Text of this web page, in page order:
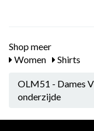
Shop meer
Women
Shirts
OLM51 - Dames
onderzijde